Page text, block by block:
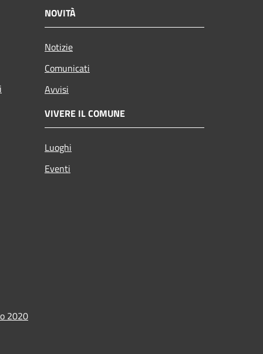
NOVITÀ
Notizie
Comunicati
Avvisi
VIVERE IL COMUNE
Luoghi
Eventi
2020